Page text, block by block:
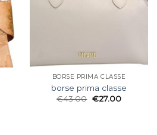
BORSE PRIMA CLASSE
borse prima classe
€43.00 €27.00